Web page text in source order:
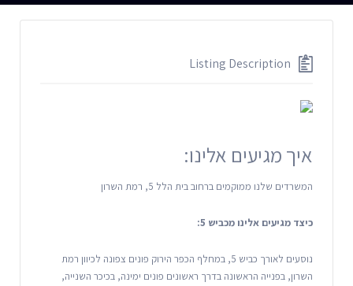
Listing Description
איך מגיעים אלינו:
המשרדים שלנו ממוקמים ברחוב בית הלל 5, רמת השרון
כיצד מגיעים אלינו מכביש 5:
נוסעים לאורך כביש 5, במחלף הכפר הירוק פונים צפונה לכיוון רמת
השרון, בפנייה הראשונה בדרך ראשונים פונים ימינה, בכיכר השנייה,